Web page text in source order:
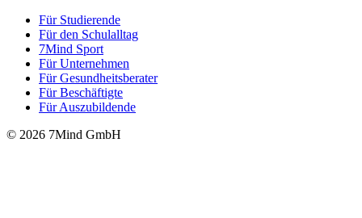
Für Stu­die­rende
Für den Schulalltag
7Mind Sport
Für Unter­neh­men
Für Gesund­heits­be­ra­ter
Für Beschäftigte
Für Auszubildende
© 2026 7Mind GmbH